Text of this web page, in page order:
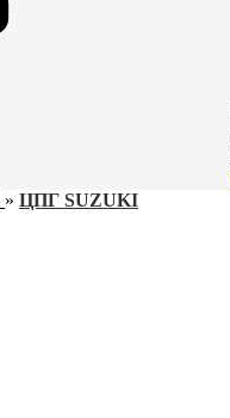
» ЦПГ SUZUKI